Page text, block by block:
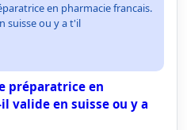
en pharmacie francais.
suisse ou y a t'il
préparatrice en
valide en suisse ou y a